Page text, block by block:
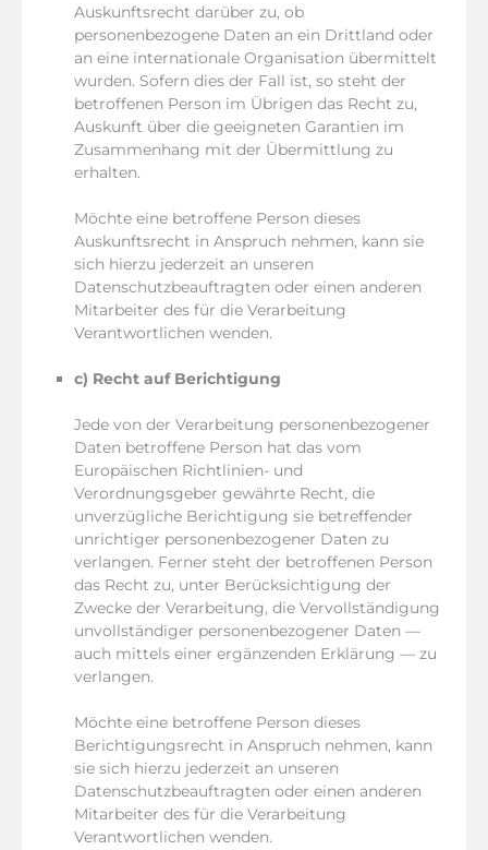
Auskunftsrecht darüber zu, ob
personenbezogene Daten an ein Drittland oder
an eine internationale Organisation übermittelt
wurden. Sofern dies der Fall ist, so steht der
betroffenen Person im Übrigen das Recht zu,
Auskunft über die geeigneten Garantien im
Zusammenhang mit der Übermittlung zu
erhalten.
Möchte eine betroffene Person dieses
Auskunftsrecht in Anspruch nehmen, kann sie
sich hierzu jederzeit an unseren
Datenschutzbeauftragten oder einen anderen
Mitarbeiter des für die Verarbeitung
Verantwortlichen wenden.
c) Recht auf Berichtigung
Jede von der Verarbeitung personenbezogener
Daten betroffene Person hat das vom
Europäischen Richtlinien- und
Verordnungsgeber gewährte Recht, die
unverzügliche Berichtigung sie betreffender
unrichtiger personenbezogener Daten zu
verlangen. Ferner steht der betroffenen Person
das Recht zu, unter Berücksichtigung der
Zwecke der Verarbeitung, die Vervollständigung
unvollständiger personenbezogener Daten —
auch mittels einer ergänzenden Erklärung — zu
verlangen.
Möchte eine betroffene Person dieses
Berichtigungsrecht in Anspruch nehmen, kann
sie sich hierzu jederzeit an unseren
Datenschutzbeauftragten oder einen anderen
Mitarbeiter des für die Verarbeitung
Verantwortlichen wenden.